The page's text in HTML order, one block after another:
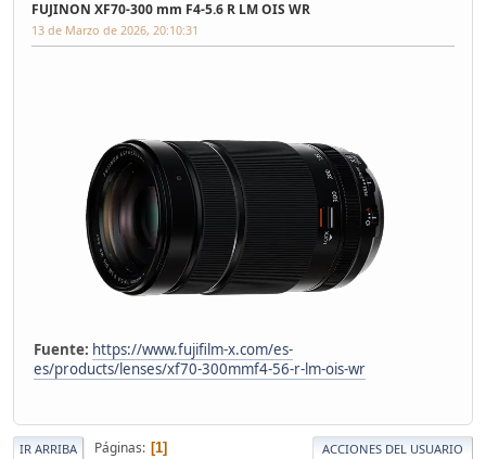
FUJINON XF70-300 mm F4-5.6 R LM OIS WR
13 de Marzo de 2026, 20:10:31
Fuente: https://www.fujifilm-x.com/es-
es/products/lenses/xf70-300mmf4-56-r-lm-ois-wr
IR ARRIBA Páginas 1 ACCIONES DEL USUARIO